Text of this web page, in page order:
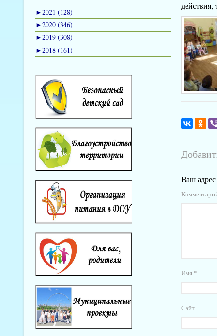
►2021 (128)
►2020 (346)
►2019 (308)
►2018 (161)
действия,
Ваш адрес
Имя *
Сайт